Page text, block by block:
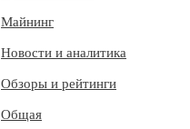
Майнинг
Новости и аналитика
Обзоры и рейтинги
Общая